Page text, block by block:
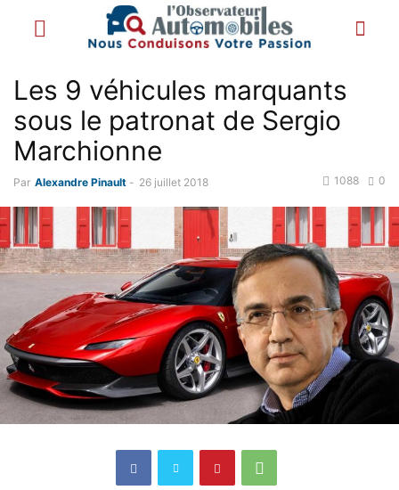
Les 9 véhicules marquants
sous le patronat de Sergio
Marchionne
Par Alexandre Pinault - 26 juillet 2018 0
1088